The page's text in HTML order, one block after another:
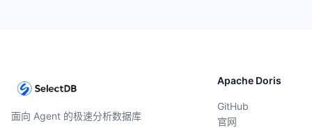
面向 Agent 的极速分析数据库
Apache Doris
GitHub
官网